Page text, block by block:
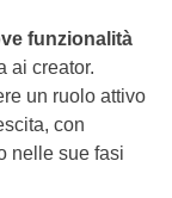
funzionalità
ai creator.
un ruolo attivo
con
nelle sue fasi